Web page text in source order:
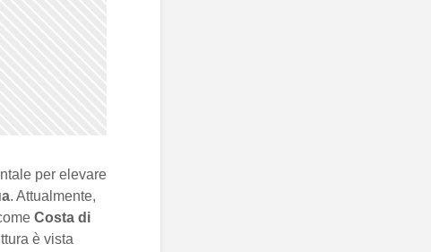
per elevare
. Attualmente,
Costa di
è vista